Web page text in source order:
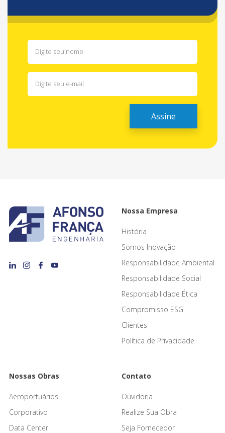
Nossa Empresa
História
Somos Inovação
Responsabilidade Ambiental
Responsabilidade Social
Responsabilidade Ética
Compromisso ESG
Clientes
Política de Privacidade
Nossas Obras
Aeroportuários
Corporativo
Data Center
Contato
Ouvidoria
Realize Sua Obra
Seja Fornecedor